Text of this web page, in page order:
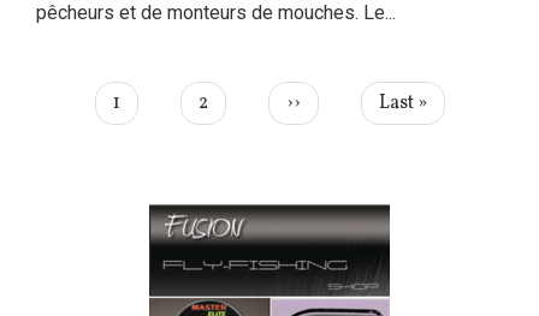
pêcheurs et de monteurs de mouches. Le...
PAGINATION
Page
courante
1 Page
2
Page
suivante
››
Dernière
page
Last »